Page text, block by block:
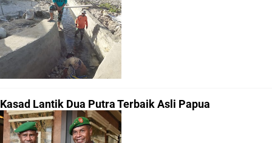
Kasad Lantik Dua Putra Terbaik Asli Papua